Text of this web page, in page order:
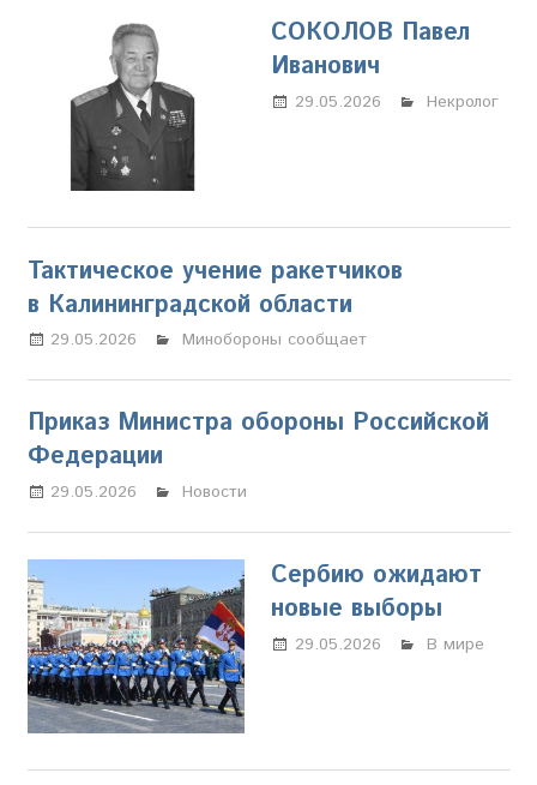
СОКОЛОВ Павел
Иванович
29.05.2026
Марина
Некролог
Тактическое учение ракетчиков
в Калининградской области
29.05.2026 Марина Щербакова
Минобороны сообщает
Приказ Министра обороны Российской
Федерации
29.05.2026 Марина Щербакова
Новости
Сербию ожидают
новые выборы
29.05.2026
Марина
В мире